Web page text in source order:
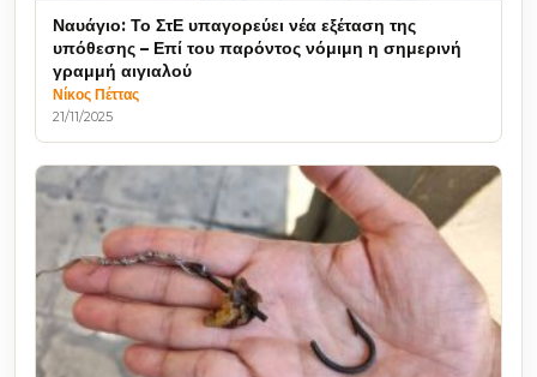
Ναυάγιο: Το ΣτΕ υπαγορεύει νέα εξέταση της
υπόθεσης – Επί του παρόντος νόμιμη η σημερινή
γραμμή αιγιαλού
Νίκος Πέττας
21/11/2025